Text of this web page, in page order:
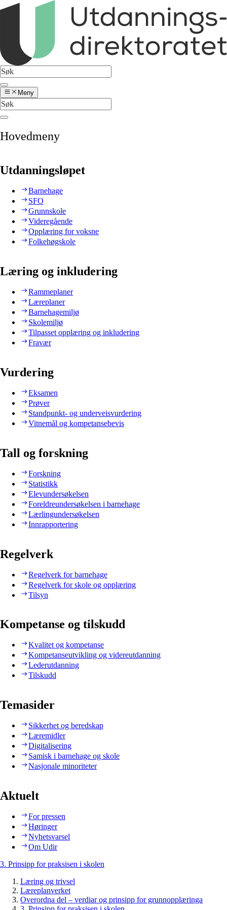
Meny
Hovedmeny
Utdanningsløpet
Barnehage
SFO
Grunnskole
Videregående
Opplæring for voksne
Folkehøgskole
Læring og inkludering
Rammeplaner
Læreplaner
Barnehagemiljø
Skolemiljø
Tilpasset opplæring og inkludering
Fravær
Vurdering
Eksamen
Prøver
Standpunkt- og underveisvurdering
Vitnemål og kompetansebevis
Tall og forskning
Forskning
Statistikk
Elevundersøkelsen
Foreldreundersøkelsen i barnehage
Lærlingundersøkelsen
Innrapportering
Regelverk
Regelverk for barnehage
Regelverk for skole og opplæring
Tilsyn
Kompetanse og tilskudd
Kvalitet og kompetanse
Kompetanseutvikling og videreutdanning
Lederutdanning
Tilskudd
Temasider
Sikkerhet og beredskap
Læremidler
Digitalisering
Samisk i barnehage og skole
Nasjonale minoriteter
Aktuelt
For pressen
Høringer
Nyhetsvarsel
Om Udir
3. Prinsipp for praksisen i skolen
Læring og trivsel
Læreplanverket
Overordna del – verdiar og prinsipp for grunnopplæringa